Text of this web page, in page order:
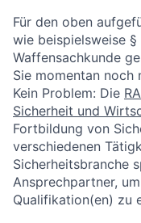
Für den oben
wie beispielsweise
Waffensachkunde
Sie momentan noch
Kein Problem: Die
Sicherheit und
Fortbildung von
verschiedenen
Sicherheitsbranche
Ansprechpartner,
Qualifikation(en) zu